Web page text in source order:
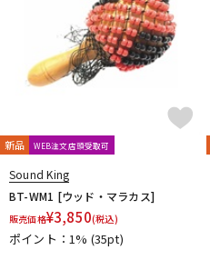
新品 WEB注文店頭受取可
Sound King
BT-WM1 [ウッド・マラカス]
販売価格¥3,850(税込)
ポイント：1% (35pt)